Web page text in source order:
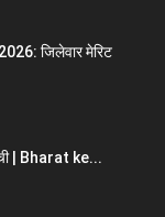
जिलेवार मेरिट
| Bharat ke...